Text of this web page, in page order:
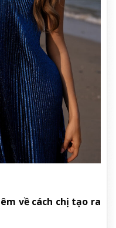
về cách chị tạo ra